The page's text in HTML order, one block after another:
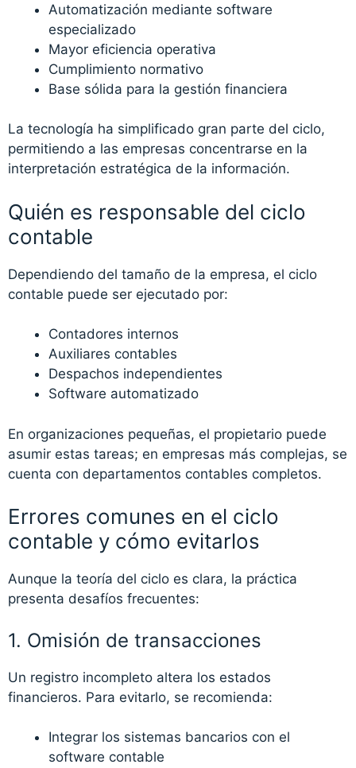
Automatización mediante software
especializado
Mayor eficiencia operativa
Cumplimiento normativo
Base sólida para la gestión financiera
La tecnología ha simplificado gran parte del ciclo,
permitiendo a las empresas concentrarse en la
interpretación estratégica de la información.
Quién es responsable del ciclo
contable
Dependiendo del tamaño de la empresa, el ciclo
contable puede ser ejecutado por:
Contadores internos
Auxiliares contables
Despachos independientes
Software automatizado
En organizaciones pequeñas, el propietario puede
asumir estas tareas; en empresas más complejas, se
cuenta con departamentos contables completos.
Errores comunes en el ciclo
contable y cómo evitarlos
Aunque la teoría del ciclo es clara, la práctica
presenta desafíos frecuentes:
1. Omisión de transacciones
Un registro incompleto altera los estados
financieros. Para evitarlo, se recomienda:
Integrar los sistemas bancarios con el
software contable